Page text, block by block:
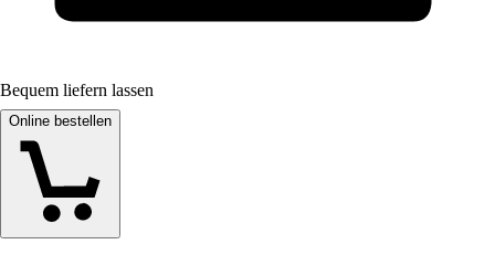
Bequem liefern lassen
Online bestellen